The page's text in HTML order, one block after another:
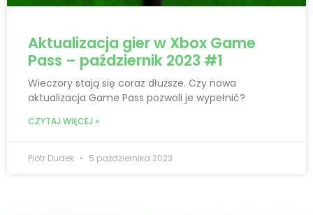
Aktualizacja gier w Xbox Game
Pass – październik 2023 #1
Wieczory stają się coraz dłuższe. Czy nowa
aktualizacja Game Pass pozwoli je wypełnić?
CZYTAJ WIĘCEJ »
Piotr Dudek 5 października 2023